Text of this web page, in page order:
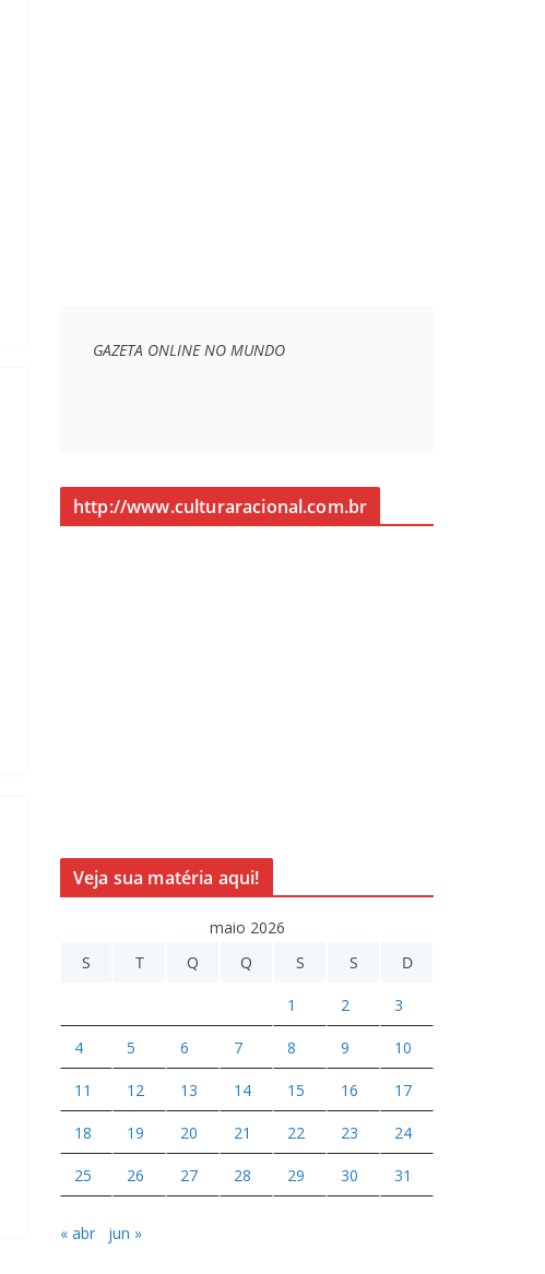
GAZETA ONLINE NO MUNDO
http://www.culturaracional.com.br
Veja sua matéria aqui!
maio 2026
S
T Q Q S S D
1 2 3
4 5 6 7 8 9 10
11 12 13 14 15 16 17
18 19 20 21 22 23 24
25 26 27 28 29 30 31
« abr jun »